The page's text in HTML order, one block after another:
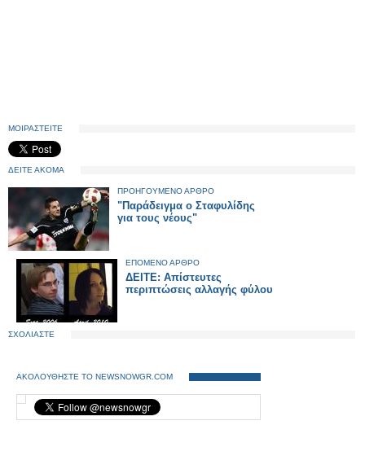
ΜΟΙΡΑΣΤΕΙΤΕ
ΔΕΙΤΕ ΑΚΟΜΑ
ΠΡΟΗΓΟΥΜΕΝΟ ΑΡΘΡΟ
"Παράδειγμα ο Σταφυλίδης
για τους νέους"
ΕΠΟΜΕΝΟ ΑΡΘΡΟ
ΔΕΙΤΕ: Απίστευτες
περιπτώσεις αλλαγής φύλου
ΣΧΟΛΙΑΣΤΕ
ΑΚΟΛΟΥΘΗΣΤΕ ΤΟ NEWSNOWGR.COM